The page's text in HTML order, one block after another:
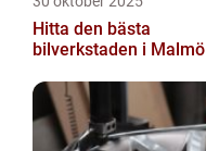
Hitta den bästa
bilverkstaden i Malmö